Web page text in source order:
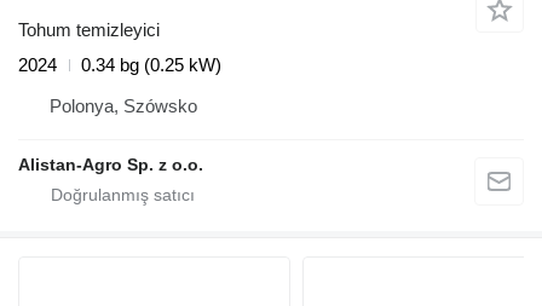
Tohum temizleyici
2024
0.34 bg (0.25 kW)
Polonya, Szówsko
Alistan-Agro Sp. z o.o.